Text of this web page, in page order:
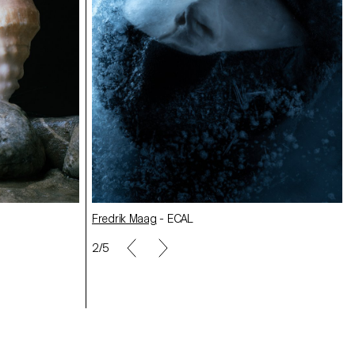
Adel Debabéche - ECAL
Sofia Grytsiv - ECAL
Kristina Yenza - ECAL
Fredrik Maag - ECAL
2/5